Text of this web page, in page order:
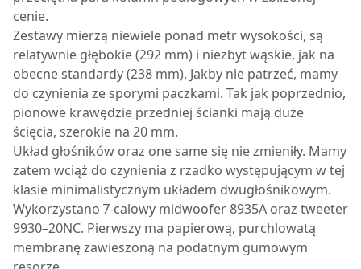
cenie.
Zestawy mierzą niewiele ponad metr wysokości, są
relatywnie głębokie (292 mm) i niezbyt wąskie, jak na
obecne standardy (238 mm). Jakby nie patrzeć, mamy
do czynienia ze sporymi paczkami. Tak jak poprzednio,
pionowe krawędzie przedniej ścianki mają duże
ścięcia, szerokie na 20 mm.
Układ głośników oraz one same się nie zmieniły. Mamy
zatem wciąż do czynienia z rzadko występującym w tej
klasie minimalistycznym układem dwugłośnikowym.
Wykorzystano 7-calowy midwoofer 8935A oraz tweeter
9930–20NC. Pierwszy ma papierową, purchlowatą
membranę zawieszoną na podatnym gumowym